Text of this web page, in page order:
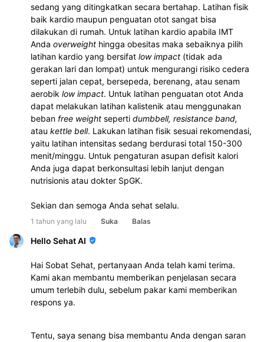
sedang yang ditingkatkan secara bertahap. Latihan fisik
baik kardio maupun penguatan otot sangat bisa
dilakukan di rumah. Untuk latihan kardio apabila IMT
Anda overweight hingga obesitas maka sebaiknya pilih
latihan kardio yang bersifat low impact (tidak ada
gerakan lari dan lompat) untuk mengurangi risiko cedera
seperti jalan cepat, bersepeda, berenang, atau senam
aerobik low impact. Untuk latihan penguatan otot Anda
dapat melakukan latihan kalistenik atau menggunakan
beban free weight seperti
atau kettle bell. Lakukan latihan fisik sesuai rekomendasi,
yaitu latihan intensitas sedang berdurasi total 150-300
menit/minggu. Untuk pengaturan asupan defisit kalori
Anda juga dapat berkonsultasi lebih lanjut dengan
nutrisionis atau dokter SpGK.
Sekian dan semoga Anda sehat selalu.
1 tahun yang lalu Suka Balas
Hello Sehat AI
Hai Sobat Sehat, pertanyaan Anda telah kami terima.
Kami akan membantu memberikan penjelasan secara
umum terlebih dulu, sebelum pakar kami memberikan
respons ya.
Tentu, saya senang bisa membantu Anda dengan saran